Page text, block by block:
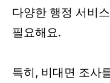
다양한 행정 서비
필요해요.
특히, 비대면 조사